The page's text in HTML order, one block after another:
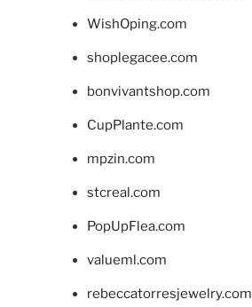
WishOping.com
shoplegacee.com
bonvivantshop.com
CupPlante.com
mpzin.com
stcreal.com
PopUpFlea.com
valueml.com
rebeccatorresjewelry.com